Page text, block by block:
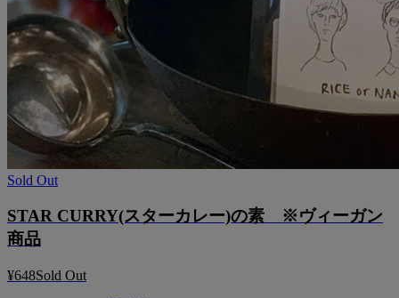
Sold Out
STAR CURRY(スターカレー)の素 ※ヴィーガン
商品
¥648Sold Out